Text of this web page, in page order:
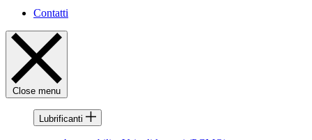
Contatti
Close menu
Lubrificanti